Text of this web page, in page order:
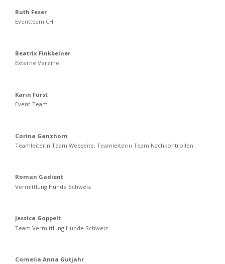
Ruth Feser
Eventteam CH
Beatrix Finkbeiner
Externe Vereine
Karin Fürst
Event-Team
Corina Ganzhorn
Teamleiterin Team Webseite, Teamleiterin Team Nachkontrollen
Roman Gadient
Vermittlung Hunde Schweiz
Jessica Goppelt
Team Vermittlung Hunde Schweiz
Cornelia Anna Gutjahr